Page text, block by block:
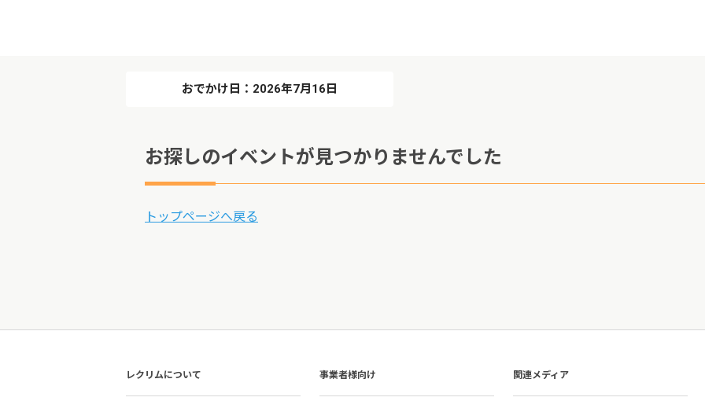
おでかけ日：2026年7月16日
お探しのイベントが見つかりませんでした
トップページへ戻る
レクリムについて 事業者様向け 関連メディア